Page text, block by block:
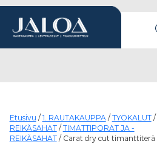
Päävalikko
Etusivu / 1. RAUTAKAUPPA/ TYÖKALUT/
REIKÄSAHAT/ TIMATTIPORAT JA -
REIKÄSAHAT/ Carat dry cut timanttiterä